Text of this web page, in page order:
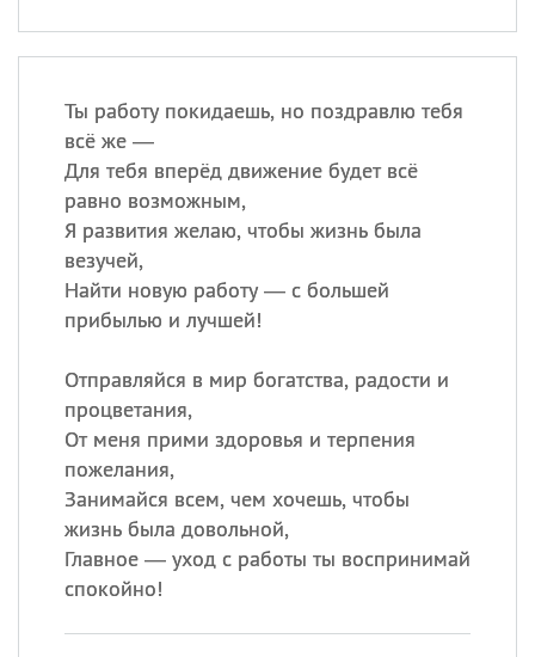
Ты работу покидаешь, но поздравлю тебя
всё же —
Для тебя вперёд движение будет всё
равно возможным,
Я развития желаю, чтобы жизнь была
везучей,
Найти новую работу — с большей
прибылью и лучшей!
Отправляйся в мир богатства, радости и
процветания,
От меня прими здоровья и терпения
пожелания,
Занимайся всем, чем хочешь, чтобы
жизнь была довольной,
Главное — уход с работы ты воспринимай
спокойно!